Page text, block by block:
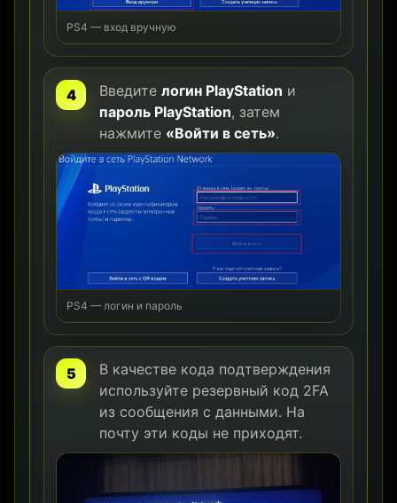
PS4 — вход вручную
Введите логин PlayStation и
пароль PlayStation, затем
нажмите «Войти в сеть».
PS4 — логин и пароль
В качестве кода подтверждения
используйте резервный код 2FA
из сообщения с данными. На
почту эти коды не приходят.